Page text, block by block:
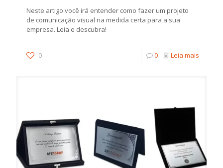
Neste artigo você irá entender como fazer um projeto
de comunicação visual na medida certa para a sua
empresa. Leia e descubra!
0 0 Leia mais